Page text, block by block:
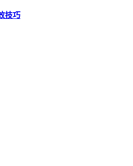
技巧